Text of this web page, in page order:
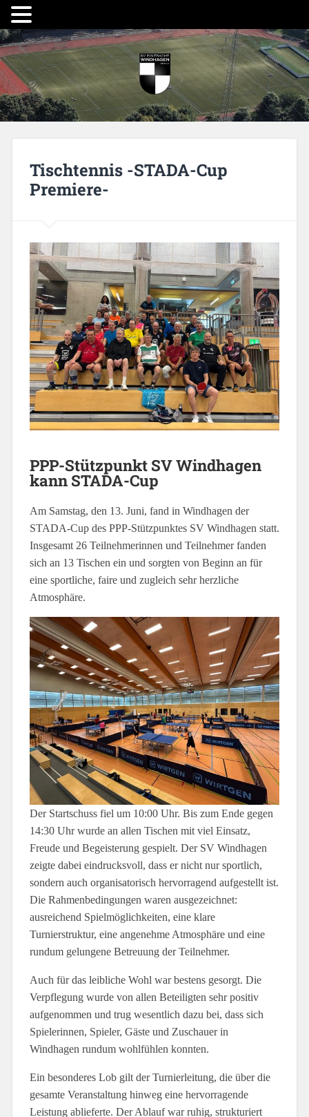
Tischtennis -STADA-Cup
Premiere-
PPP-Stützpunkt SV Windhagen
kann STADA-Cup
Am Samstag, den 13. Juni, fand in Windhagen der
STADA-Cup des PPP-Stützpunktes SV Windhagen statt.
Insgesamt 26 Teilnehmerinnen und Teilnehmer fanden
sich an 13 Tischen ein und sorgten von Beginn an für
eine sportliche, faire und zugleich sehr herzliche
Atmosphäre.
Der Startschuss fiel um 10:00 Uhr. Bis zum Ende gegen
14:30 Uhr wurde an allen Tischen mit viel Einsatz,
Freude und Begeisterung gespielt. Der SV Windhagen
zeigte dabei eindrucksvoll, dass er nicht nur sportlich,
sondern auch organisatorisch hervorragend aufgestellt ist.
Die Rahmenbedingungen waren ausgezeichnet:
ausreichend Spielmöglichkeiten, eine klare
Turnierstruktur, eine angenehme Atmosphäre und eine
rundum gelungene Betreuung der Teilnehmer.
Auch für das leibliche Wohl war bestens gesorgt. Die
Verpflegung wurde von allen Beteiligten sehr positiv
aufgenommen und trug wesentlich dazu bei, dass sich
Spielerinnen, Spieler, Gäste und Zuschauer in
Windhagen rundum wohlfühlen konnten.
Ein besonderes Lob gilt der Turnierleitung, die über die
gesamte Veranstaltung hinweg eine hervorragende
Leistung ablieferte. Der Ablauf war ruhig, strukturiert